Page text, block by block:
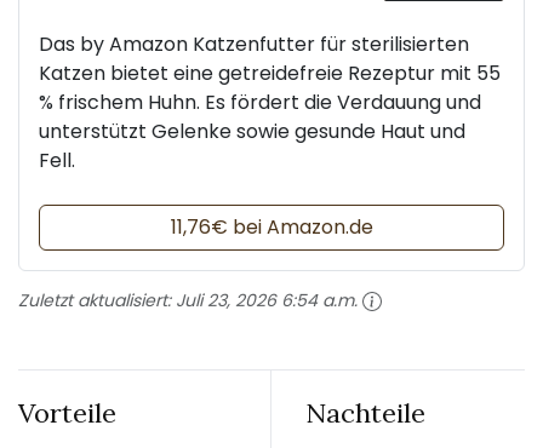
Das by Amazon Katzenfutter für sterilisierten
Katzen bietet eine getreidefreie Rezeptur mit 55
% frischem Huhn. Es fördert die Verdauung und
unterstützt Gelenke sowie gesunde Haut und
Fell.
11,76€ bei Amazon.de
Zuletzt aktualisiert: Juli 23, 2026 6:54 a.m.
Vorteile Nachteile